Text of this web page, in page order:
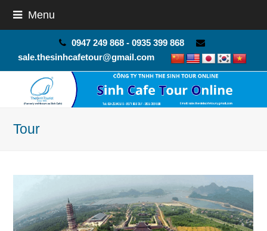
Menu
0947 249 868 - 0935 399 868
sale.thesinhcafetour@gmail.com
Tour